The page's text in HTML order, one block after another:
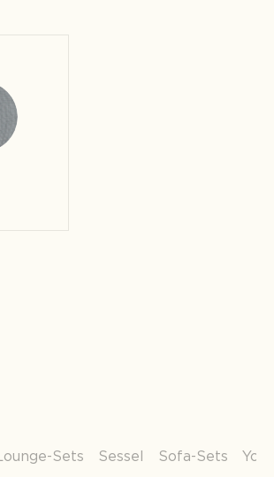
Lounge-Sets Sessel Sofa-Sets You